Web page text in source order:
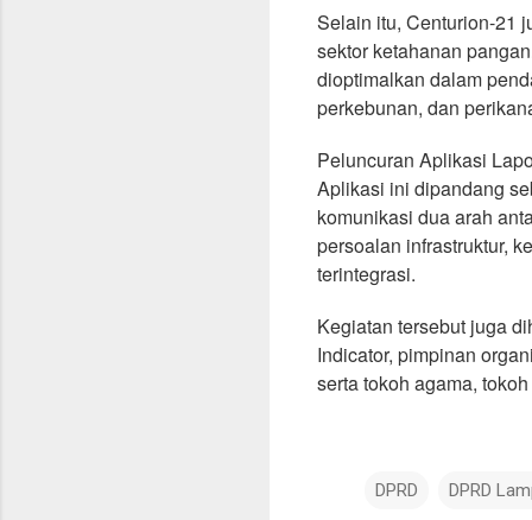
Selain itu, Centurion-21
sektor ketahanan
dioptimalkan dalam
perkebunan, dan
Peluncuran Aplikasi
Aplikasi ini dipandang
komunikasi dua arah
persoalan infrastruktur,
terintegrasi.
Kegiatan tersebut juga
Indicator, pimpinan
serta tokoh agama,
DPRD DPRD